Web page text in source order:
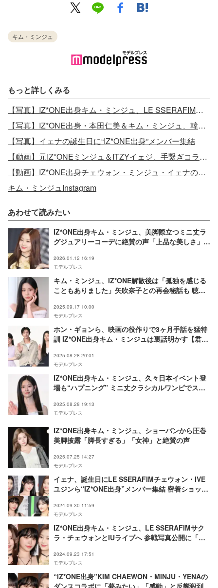
キム・ミンジュ
もっと詳しくみる
【写真】IZ*ONE出身キム・ミンジュ、LE SSERAFIMサクラ・チェウォンとIUライブへ
【写真】IZ*ONE出身・本田仁美＆キム・ミンジュ、韓国で再会
【写真】イェナの誕生日に“IZ*ONE出身”メンバー集結
【動画】元IZ*ONEミンジュ＆ITZYイェジ、手繋ぎコラボ動画公開
【動画】IZ*ONE出身チェウォン・ミンジュ・イェナのダンスコラボ
キム・ミンジュInstagram
あわせて読みたい
IZ*ONE出身キム・ミンジュ、美脚際立つミニ丈ラ
グジュアリーコーデに絶賛の声「上品な美しさ」
2026.01.12 16:19
モデルプレス
キム・ミンジュ、IZ*ONE解散後は「孤独を感じる
こともありました」矢吹奈子との再会秘話も 聴覚
せて」インタビュー】
2025.09.17 10:00
モデルプレス
ホン・ギョンら、映画の役作りで3ヶ月手話を猛特
訓 IZ*ONE出身キム・ミンジュは裏話明かす【君の
2025.08.28 20:01
モデルプレス
IZ*ONE出身キム・ミンジュ、久々日本イベント登
場も“ハプニング” ミニ丈クラシカルワンピでスラ
2025.08.28 19:13
モデルプレス
IZ*ONE出身キム・ミンジュ、ショーパンから圧巻
美脚披露「脚長すぎる」「女神」と絶賛の声
2025.07.25 14:27
モデルプレス
イェナ、誕生日にLE SSERAFIMチェウォン・IVE
ユジンら“IZ*ONE出身”メンバー集結 密着ショット
2024.09.30 11:59
モデルプレス
IZ*ONE出身キム・ミンジュ、LE SSERAFIMサク
ラ・チェウォンとIUライブへ 参戦写真公開に「嬉
2024.09.23 17:51
モデルプレス
“IZ*ONE出身”KIM CHAEWON・MINJU・YENAの